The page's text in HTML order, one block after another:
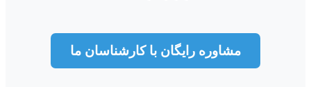
مشاوره رایگان با کارشناسان ما